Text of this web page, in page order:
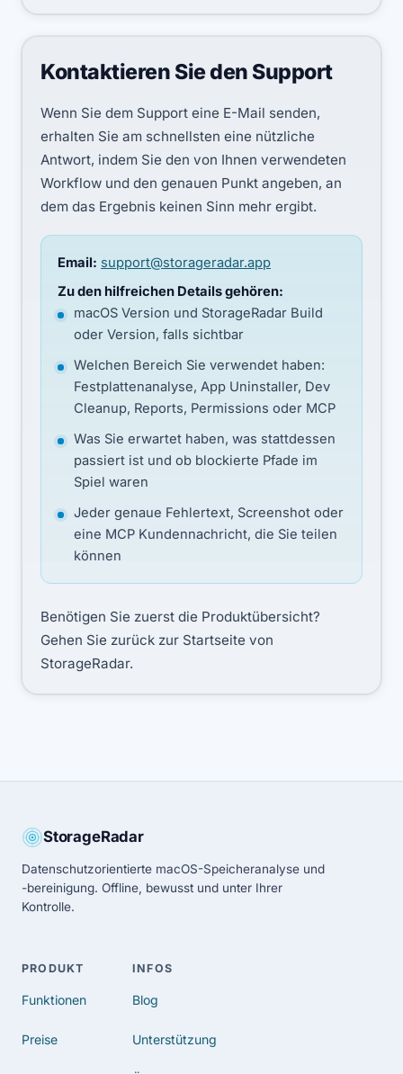
Kontaktieren Sie den Support
Wenn Sie dem Support eine E-Mail senden,
erhalten Sie am schnellsten eine nützliche
Antwort, indem Sie den von Ihnen verwendeten
Workflow und den genauen Punkt angeben, an
dem das Ergebnis keinen Sinn mehr ergibt.
Email: support@storageradar.app
Zu den hilfreichen Details gehören:
macOS Version und StorageRadar Build
oder Version, falls sichtbar
Welchen Bereich Sie verwendet haben:
Festplattenanalyse, App Uninstaller, Dev
Cleanup, Reports, Permissions oder MCP
Was Sie erwartet haben, was stattdessen
passiert ist und ob blockierte Pfade im
Spiel waren
Jeder genaue Fehlertext, Screenshot oder
eine MCP Kundennachricht, die Sie teilen
können
Benötigen Sie zuerst die Produktübersicht?
Gehen Sie zurück zur Startseite von
StorageRadar.
StorageRadar
Datenschutzorientierte macOS-Speicheranalyse und
-bereinigung. Offline, bewusst und unter Ihrer
Kontrolle.
PRODUKT
Funktionen
Preise
INFOS
Blog
Unterstützung